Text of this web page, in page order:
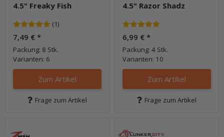
4.5" Freaky Fish
(1)
7,49 € *
Packung: 8 Stk.
Varianten: 6
Zum Artikel
Frage zum Artikel
4.5" Razor Shadz
6,99 € *
Packung: 4 Stk.
Varianten: 10
Zum Artikel
Frage zum Artikel